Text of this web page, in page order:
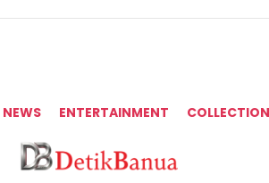
NEWS ENTERTAINMENT COLLECTION